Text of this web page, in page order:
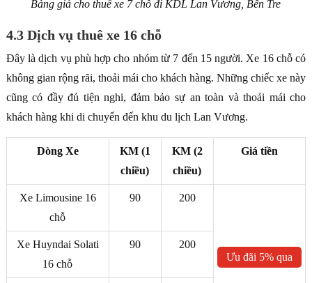
Bảng giá cho thuê xe 7 chỗ đi KDL Lan Vương, Bến Tre
4.3 Dịch vụ thuê xe 16 chỗ
Đây là dịch vụ phù hợp cho nhóm từ 7 đến 15 người. Xe 16 chỗ có
không gian rộng rãi, thoải mái cho khách hàng. Những chiếc xe này
cũng có đầy đủ tiện nghi, đảm bảo sự an toàn và thoải mái cho
khách hàng khi di chuyển đến khu du lịch Lan Vương.
Dòng Xe
KM (1
chiều)
KM (2
chiều)
Giá tiền
Xe Limousine 16
chỗ
90 200
Ưu đãi 5% qua
Xe Huyndai Solati
16 chỗ
90 200